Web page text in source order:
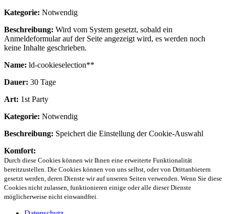
Kategorie: Notwendig
Beschreibung: Wird vom System gesetzt, sobald ein
Anmeldeformular auf der Seite angezeigt wird, es werden noch
keine Inhalte geschrieben.
Name: ld-cookieselection**
Dauer: 30 Tage
Art: 1st Party
Kategorie: Notwendig
Beschreibung: Speichert die Einstellung der Cookie-Auswahl
Komfort:
Durch diese Cookies können wir Ihnen eine erweiterte Funktionalität
bereitzustellen. Die Cookies können von uns selbst, oder von Drittanbietern
gesetzt werden, deren Dienste wir auf unseren Seiten verwenden. Wenn Sie diese
Cookies nicht zulassen, funktionieren einige oder alle dieser Dienste
möglicherweise nicht einwandfrei.